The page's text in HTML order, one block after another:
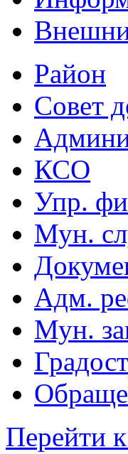
Район
Совет
КСО
Упр.
Мун.
Адм.
Мун.
Перейти